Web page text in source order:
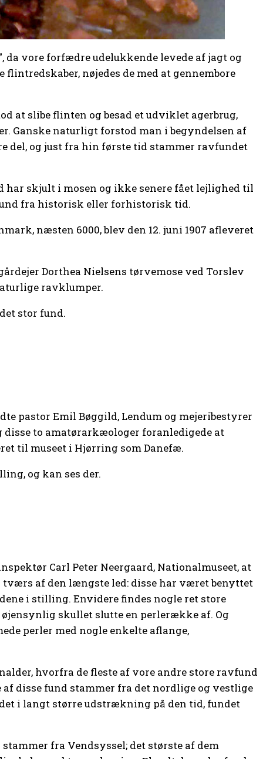
da vore forfædre udelukkende levede af jagt og
nøjedes de med at gennembore
at slibe flinten og besad et udviklet agerbrug,
Ganske naturligt forstod man i begyndelsen af
del, og just fra hin første tid stammer ravfundet
skjult i mosen og ikke senere fået lejlighed til
fra historisk eller forhistorisk tid.
næsten 6000, blev den 12. juni 1907 afleveret
Dorthea Nielsens tørvemose ved Torslev
ravklumper.
stor fund.
pastor Emil Bøggild, Lendum og mejeribestyrer
disse to amatørarkæologer foranledigede at
til museet i Hjørring som Danefæ.
og kan ses der.
Carl Peter Neergaard, Nationalmuseet, at
af den længste led: disse har været benyttet
i stilling. Envidere findes nogle ret store
skullet slutte en perlerække af. Og
perler med nogle enkelte aflange,
hvorfra de fleste af vore andre store ravfund
disse fund stammer fra det nordlige og vestlige
i langt større udstrækning på den tid, fundet
fra Vendsyssel; det største af dem